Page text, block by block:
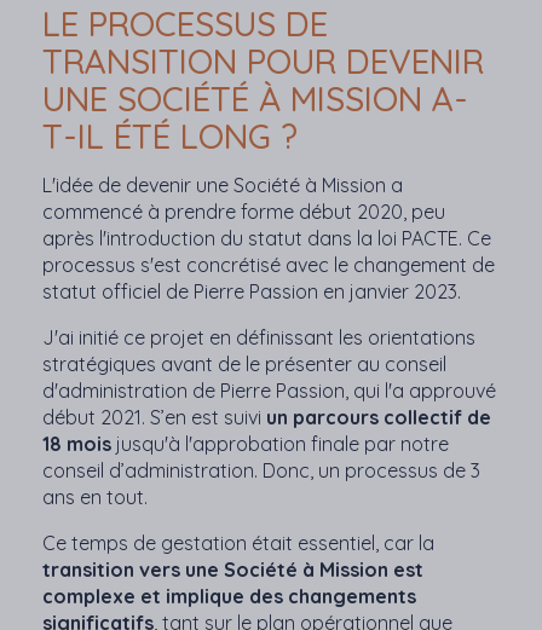
LE PROCESSUS DE
TRANSITION POUR DEVENIR
UNE SOCIÉTÉ À MISSION A-
T-IL ÉTÉ LONG ?
L'idée de devenir une Société à Mission a
commencé à prendre forme début 2020, peu
après l'introduction du statut dans la loi PACTE. Ce
processus s'est concrétisé avec le changement de
statut officiel de Pierre Passion en janvier 2023.
J'ai initié ce projet en définissant les orientations
stratégiques avant de le présenter au conseil
d'administration de Pierre Passion, qui l'a approuvé
début 2021. S’en est suivi un parcours collectif de
18 mois jusqu'à l'approbation finale par notre
conseil d’administration. Donc, un processus de 3
ans en tout.
Ce temps de gestation était essentiel, car la
transition vers une Société à Mission est
complexe et implique des changements
significatifs , tant sur le plan opérationnel que